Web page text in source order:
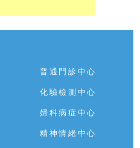
普通門診中心
化驗檢測中心
婦科病症中心
精神情緒中心